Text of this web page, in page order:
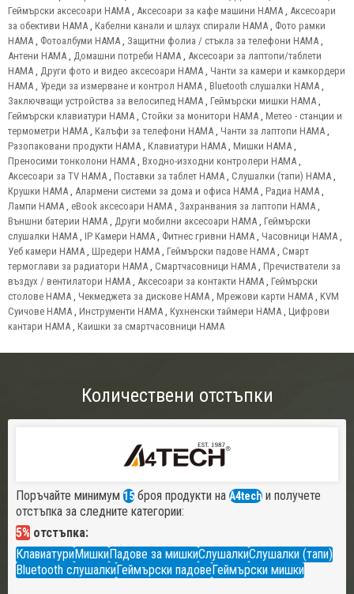
Геймърски аксесоари HAMA , Аксесоари за кафе машини HAMA , Аксесоари
за обективи HAMA , Кабелни канали и шлаух спирали HAMA , Фото рамки
HAMA , Фотоалбуми HAMA , Защитни фолиа / стъкла за телефони HAMA ,
Антени HAMA , Домашни потреби HAMA , Аксесоари за лаптопи/таблети
HAMA , Други фото и видео аксесоари HAMA , Чанти за камери и камкордери
HAMA , Уреди за измерване и контрол HAMA , Bluetooth слушалки HAMA ,
Заключващи устройства за велосипед HAMA , Геймърски мишки HAMA ,
Геймърски клавиатури HAMA , Стойки за монитори HAMA , Метео - станции и
термометри HAMA , Калъфи за телефони HAMA , Чанти за лаптопи HAMA ,
Разопаковани продукти HAMA , Клавиатури HAMA , Мишки HAMA ,
Преносими тонколони HAMA , Входно-изходни контролери HAMA ,
Аксесоари за TV HAMA , Поставки за таблет HAMA , Слушалки (тапи) HAMA ,
Крушки HAMA , Алармени системи за дома и офиса HAMA , Радиа HAMA ,
Лампи HAMA , eBook аксесоари HAMA , Захранвания за лаптопи HAMA ,
Външни батерии HAMA , Други мобилни аксесоари HAMA , Геймърски
слушалки HAMA , IP Камери HAMA , Фитнес гривни HAMA , Часовници HAMA ,
Уеб камери HAMA , Шредери HAMA , Геймърски падове HAMA , Смарт
термоглави за радиатори HAMA , Смартчасовници HAMA , Пречистватели за
въздух / вентилатори HAMA , Аксесоари за контакти HAMA , Геймърски
столове HAMA , Чекмеджета за дискове HAMA , Мрежови карти HAMA , KVM
Суичове HAMA , Инструменти HAMA , Кухненски таймери HAMA , Цифрови
кантари HAMA , Каишки за смартчасовници HAMA
Количествени отстъпки
Поръчайте минимум 15 броя продукти на A4tech и получете
отстъпка за следните категории:
5% отстъпка:
КлавиатуриМишкиПадове за мишкиСлушалкиСлушалки (тапи)
Bluetooth слушалкиГеймърски падовеГеймърски мишки